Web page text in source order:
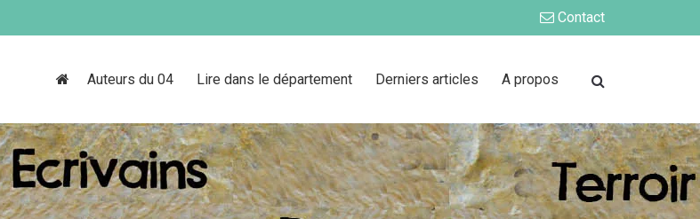
Contact
Auteurs du 04 Lire dans le département Derniers articles A propos